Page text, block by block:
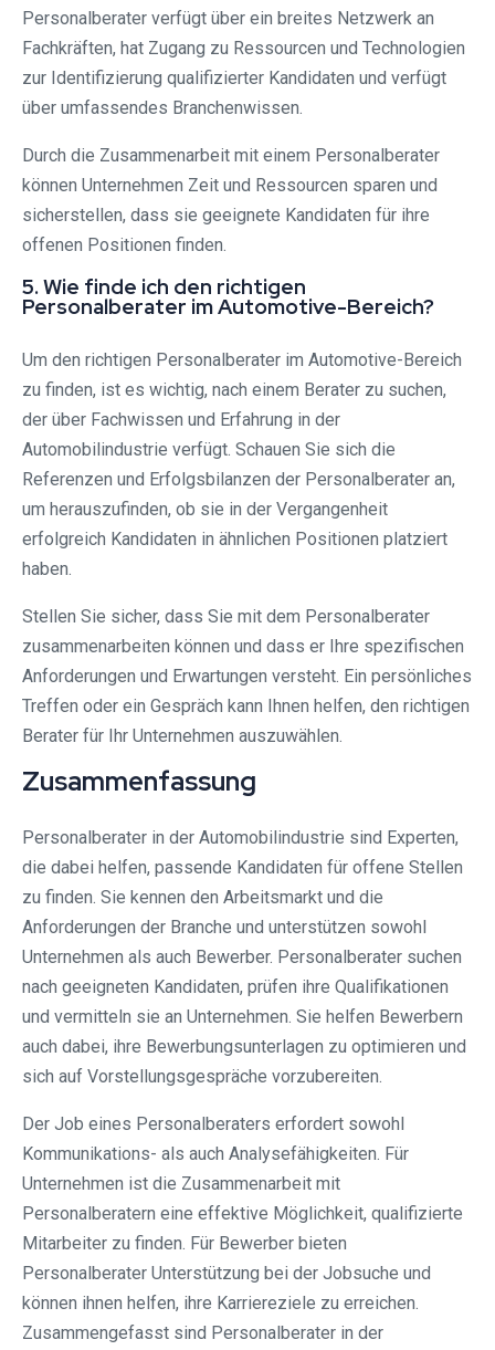
Personalberater verfügt über ein breites Netzwerk an
Fachkräften, hat Zugang zu Ressourcen und Technologien
zur Identifizierung qualifizierter Kandidaten und verfügt
über umfassendes Branchenwissen.
Durch die Zusammenarbeit mit einem Personalberater
können Unternehmen Zeit und Ressourcen sparen und
sicherstellen, dass sie geeignete Kandidaten für ihre
offenen Positionen finden.
5. Wie finde ich den richtigen
Personalberater im Automotive-Bereich?
Um den richtigen Personalberater im Automotive-Bereich
zu finden, ist es wichtig, nach einem Berater zu suchen,
der über Fachwissen und Erfahrung in der
Automobilindustrie verfügt. Schauen Sie sich die
Referenzen und Erfolgsbilanzen der Personalberater an,
um herauszufinden, ob sie in der Vergangenheit
erfolgreich Kandidaten in ähnlichen Positionen platziert
haben.
Stellen Sie sicher, dass Sie mit dem Personalberater
zusammenarbeiten können und dass er Ihre spezifischen
Anforderungen und Erwartungen versteht. Ein persönliches
Treffen oder ein Gespräch kann Ihnen helfen, den richtigen
Berater für Ihr Unternehmen auszuwählen.
Zusammenfassung
Personalberater in der Automobilindustrie sind Experten,
die dabei helfen, passende Kandidaten für offene Stellen
zu finden. Sie kennen den Arbeitsmarkt und die
Anforderungen der Branche und unterstützen sowohl
Unternehmen als auch Bewerber. Personalberater suchen
nach geeigneten Kandidaten, prüfen ihre Qualifikationen
und vermitteln sie an Unternehmen. Sie helfen Bewerbern
auch dabei, ihre Bewerbungsunterlagen zu optimieren und
sich auf Vorstellungsgespräche vorzubereiten.
Der Job eines Personalberaters erfordert sowohl
Kommunikations- als auch Analysefähigkeiten. Für
Unternehmen ist die Zusammenarbeit mit
Personalberatern eine effektive Möglichkeit, qualifizierte
Mitarbeiter zu finden. Für Bewerber bieten
Personalberater Unterstützung bei der Jobsuche und
können ihnen helfen, ihre Karriereziele zu erreichen.
Zusammengefasst sind Personalberater in der